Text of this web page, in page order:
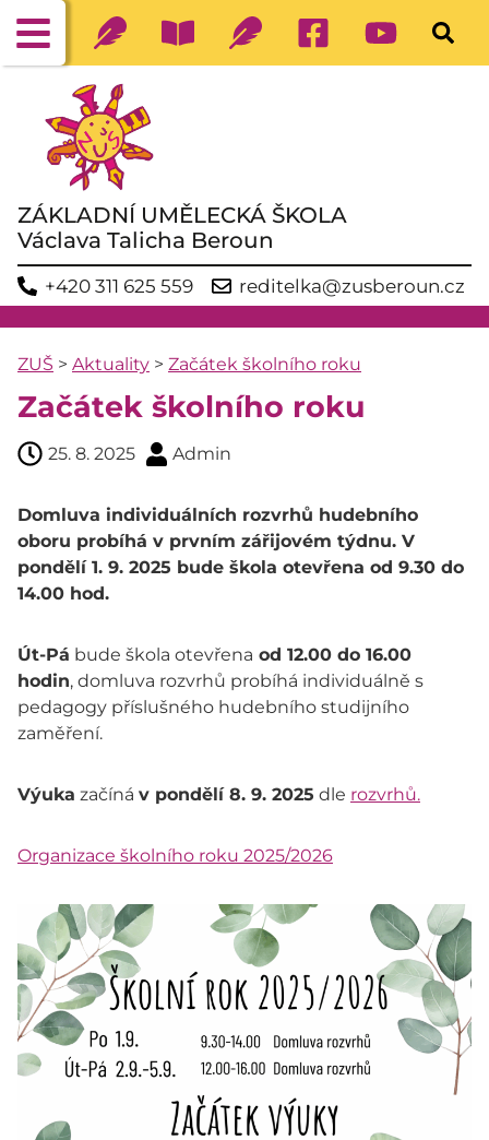
ZÁKLADNÍ UMĚLECKÁ ŠKOLA
Václava Talicha Beroun
+420 311 625 559 reditelka@zusberoun.cz
ZUŠ > Aktuality > Začátek školního roku
Začátek školního roku
25. 8. 2025 Admin
Domluva individuálních rozvrhů hudebního
oboru probíhá v prvním zářijovém týdnu. V
pondělí 1. 9. 2025 bude škola otevřena od 9.30 do
14.00 hod.
Út-Pá bude škola otevřena od 12.00 do 16.00
hodin, domluva rozvrhů probíhá individuálně s
pedagogy příslušného hudebního studijního
zaměření.
Výuka začíná v pondělí 8. 9. 2025 dle rozvrhů.
Organizace školního roku 2025/2026